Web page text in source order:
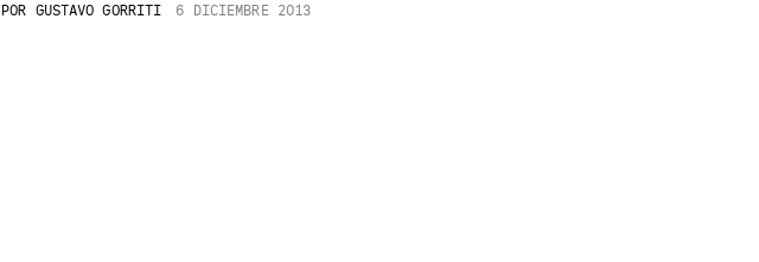
POR GUSTAVO GORRITI 6 DICIEMBRE 2013